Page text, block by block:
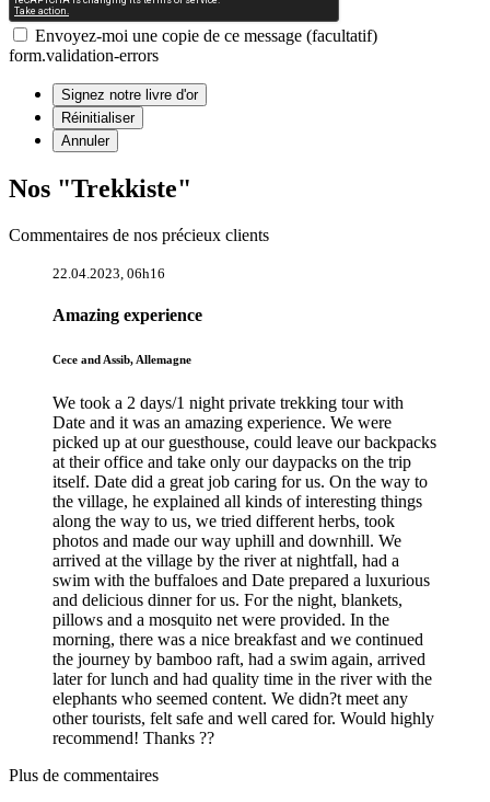
Envoyez-moi une copie de ce message (facultatif)
form.validation-errors
Nos "Trekkiste"
Commentaires de nos précieux clients
22.04.2023, 06h16
Amazing experience
Cece and Assib, Allemagne
We took a 2 days/1 night private trekking tour with
Date and it was an amazing experience. We were
picked up at our guesthouse, could leave our backpacks
at their office and take only our daypacks on the trip
itself. Date did a great job caring for us. On the way to
the village, he explained all kinds of interesting things
along the way to us, we tried different herbs, took
photos and made our way uphill and downhill. We
arrived at the village by the river at nightfall, had a
swim with the buffaloes and Date prepared a luxurious
and delicious dinner for us. For the night, blankets,
pillows and a mosquito net were provided. In the
morning, there was a nice breakfast and we continued
the journey by bamboo raft, had a swim again, arrived
later for lunch and had quality time in the river with the
elephants who seemed content. We didn?t meet any
other tourists, felt safe and well cared for. Would highly
recommend! Thanks ??
Plus de commentaires